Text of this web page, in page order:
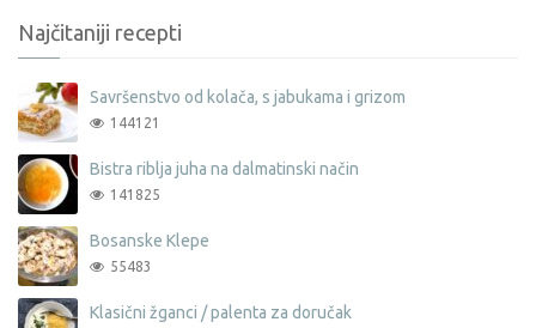
Najčitaniji recepti
Savršenstvo od kolača, s jabukama i grizom
144121
Bistra riblja juha na dalmatinski način
141825
Bosanske Klepe
55483
Klasični žganci / palenta za doručak